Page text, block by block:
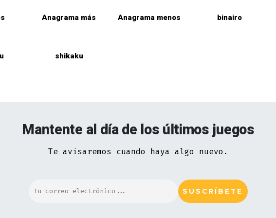
Anagrama más Anagrama menos binairo
shikaku
Mantente al día de los últimos juegos
Te avisaremos cuando haya algo nuevo.